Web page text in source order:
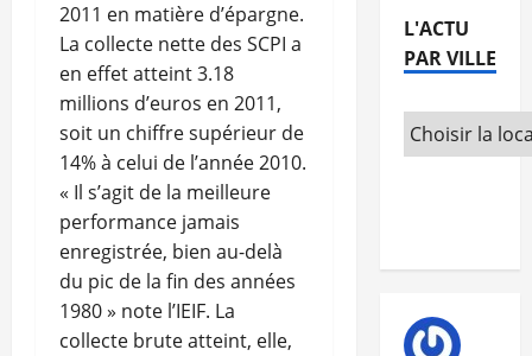
2011 en matière d’épargne.
La collecte nette des SCPI a
en effet atteint 3.18
millions d’euros en 2011,
soit un chiffre supérieur de
14% à celui de l’année 2010.
« Il s’agit de la meilleure
performance jamais
enregistrée, bien au-delà
du pic de la fin des années
1980 » note l’IEIF. La
collecte brute atteint, elle,
L'ACTU
PAR VILLE